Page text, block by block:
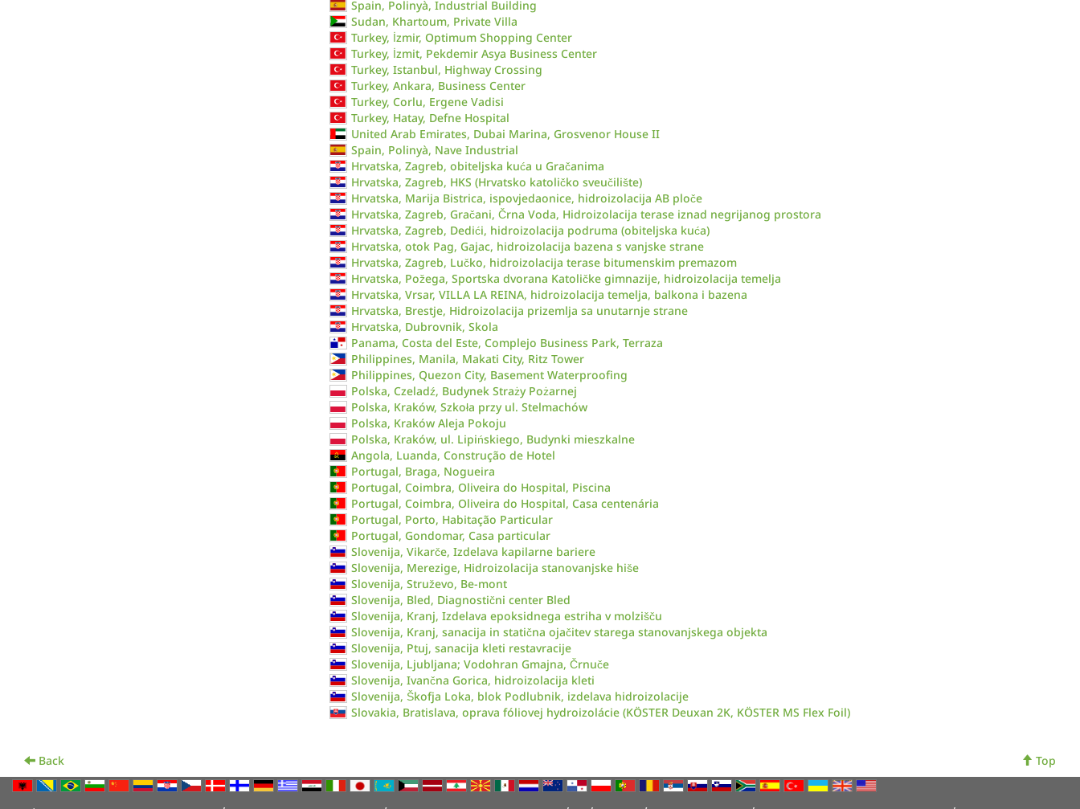
Spain, Polinyà, Industrial Building
Sudan, Khartoum, Private Villa
Turkey, İzmir, Optimum Shopping Center
Turkey, İzmit, Pekdemir Asya Business Center
Turkey, Istanbul, Highway Crossing
Turkey, Ankara, Business Center
Turkey, Corlu, Ergene Vadisi
Turkey, Hatay, Defne Hospital
United Arab Emirates, Dubai Marina, Grosvenor House II
Spain, Polinyà, Nave Industrial
Hrvatska, Zagreb, obiteljska kuća u Gračanima
Hrvatska, Zagreb, HKS (Hrvatsko katoličko sveučilište)
Hrvatska, Marija Bistrica, ispovjedaonice, hidroizolacija AB ploče
Hrvatska, Zagreb, Gračani, Črna Voda, Hidroizolacija terase iznad negrijanog prostora
Hrvatska, Zagreb, Dedići, hidroizolacija podruma (obiteljska kuća)
Hrvatska, otok Pag, Gajac, hidroizolacija bazena s vanjske strane
Hrvatska, Zagreb, Lučko, hidroizolacija terase bitumenskim premazom
Hrvatska, Požega, Sportska dvorana Katoličke gimnazije, hidroizolacija temelja
Hrvatska, Vrsar, VILLA LA REINA, hidroizolacija temelja, balkona i bazena
Hrvatska, Brestje, Hidroizolacija prizemlja sa unutarnje strane
Hrvatska, Dubrovnik, Skola
Panama, Costa del Este, Complejo Business Park, Terraza
Philippines, Manila, Makati City, Ritz Tower
Philippines, Quezon City, Basement Waterproofing
Polska, Czeladź, Budynek Straży Pożarnej
Polska, Kraków, Szkoła przy ul. Stelmachów
Polska, Kraków Aleja Pokoju
Polska, Kraków, ul. Lipińskiego, Budynki mieszkalne
Angola, Luanda, Construção de Hotel
Portugal, Braga, Nogueira
Portugal, Coimbra, Oliveira do Hospital, Piscina
Portugal, Coimbra, Oliveira do Hospital, Casa centenária
Portugal, Porto, Habitação Particular
Portugal, Gondomar, Casa particular
Slovenija, Vikarče, Izdelava kapilarne bariere
Slovenija, Merezige, Hidroizolacija stanovanjske hiše
Slovenija, Struževo, Be-mont
Slovenija, Bled, Diagnostični center Bled
Slovenija, Kranj, Izdelava epoksidnega estriha v molzišču
Slovenija, Kranj, sanacija in statična ojačitev starega stanovanjskega objekta
Slovenija, Ptuj, sanacija kleti restavracije
Slovenija, Ljubljana; Vodohran Gmajna, Črnuče
Slovenija, Ivančna Gorica, hidroizolacija kleti
Slovenija, Škofja Loka, blok Podlubnik, izdelava hidroizolacije
Slovakia, Bratislava, oprava fóliovej hydroizolácie (KÖSTER Deuxan 2K, KÖSTER MS Flex Foil)
Back Top